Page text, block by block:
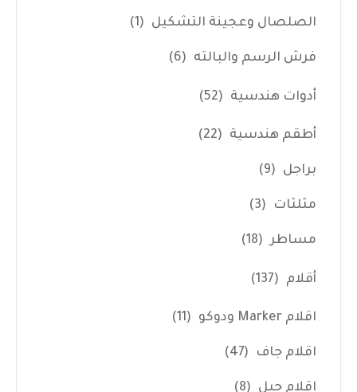
الصلصال وعجينة التشكيل (1)
فرش الرسم والبالته (6)
أدوات هندسية (52)
أطقم هندسية (22)
براجل (9)
مثلثات (3)
مساطر (18)
أقلام (137)
اقلام Marker ودوكو (11)
اقلام جاف (47)
اقلام جيل (8)